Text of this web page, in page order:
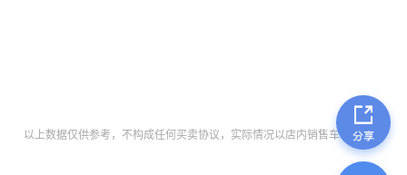
以上数据仅供参考，不构成任何买卖协议，实际情况以店内销售车辆为准。